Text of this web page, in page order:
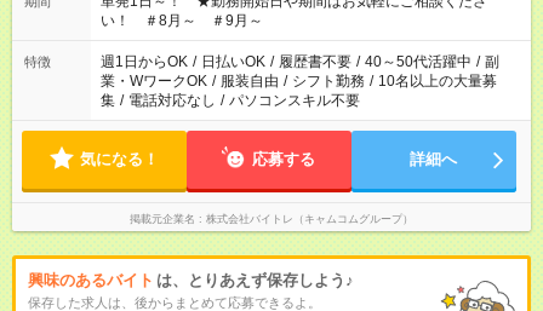
い！ ＃8月～ ＃9月～
特徴 週1日からOK / 日払いOK / 履歴書不要 / 40～50代活躍中 / 副
業・WワークOK / 服装自由 / シフト勤務 / 10名以上の大量募
集 / 電話対応なし / パソコンスキル不要
気になる！ 応募する 詳細へ
掲載元企業名 株式会社バイトレ（キャムコムグループ）
興味のあるバイト は、とりあえず保存しよう♪
保存した求人は、後からまとめて応募できるよ。